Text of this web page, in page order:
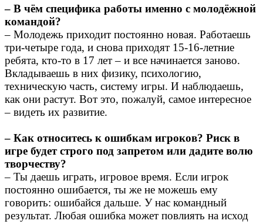
– В чём специфика работы именно с молодёжной
командой?
– Молодежь приходит постоянно новая. Работаешь
три-четыре года, и снова приходят 15-16-летние
ребята, кто-то в 17 лет – и все начинается заново.
Вкладываешь в них физику, психологию,
техническую часть, систему игры. И наблюдаешь,
как они растут. Вот это, пожалуй, самое интересное
– видеть их развитие.
– Как относитесь к ошибкам игроков? Риск в
игре будет строго под запретом или дадите волю
творчеству?
– Ты даешь играть, игровое время. Если игрок
постоянно ошибается, ты же не можешь ему
говорить: ошибайся дальше. У нас командный
результат. Любая ошибка может повлиять на исход